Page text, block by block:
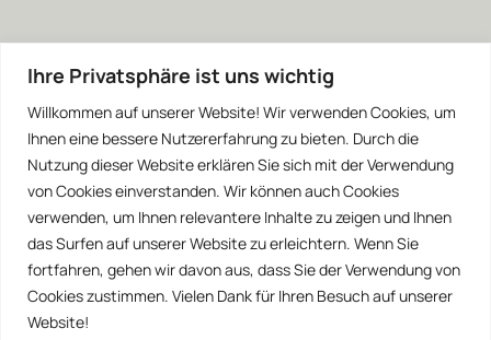
Ihre Privatsphäre ist uns wichtig
Willkommen auf unserer Website! Wir verwenden Cookies, um
Ihnen eine bessere Nutzererfahrung zu bieten. Durch die
Nutzung dieser Website erklären Sie sich mit der Verwendung
von Cookies einverstanden. Wir können auch Cookies
verwenden, um Ihnen relevantere Inhalte zu zeigen und Ihnen
das Surfen auf unserer Website zu erleichtern. Wenn Sie
fortfahren, gehen wir davon aus, dass Sie der Verwendung von
Cookies zustimmen. Vielen Dank für Ihren Besuch auf unserer
Website!